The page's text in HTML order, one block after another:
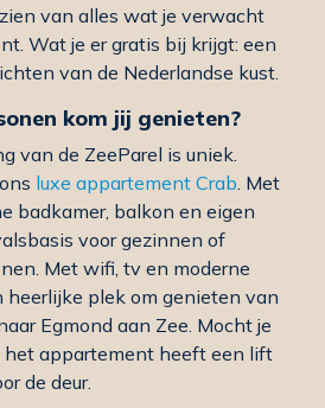
van alles wat je verwacht
Wat je er gratis bij krijgt: een
van de Nederlandse kust.
kom jij genieten?
van de ZeeParel is uniek.
luxe appartement Crab . Met
badkamer, balkon en eigen
voor gezinnen of
Met wifi, tv en moderne
plek om genieten van
Egmond aan Zee. Mocht je
het appartement heeft een lift
de deur.